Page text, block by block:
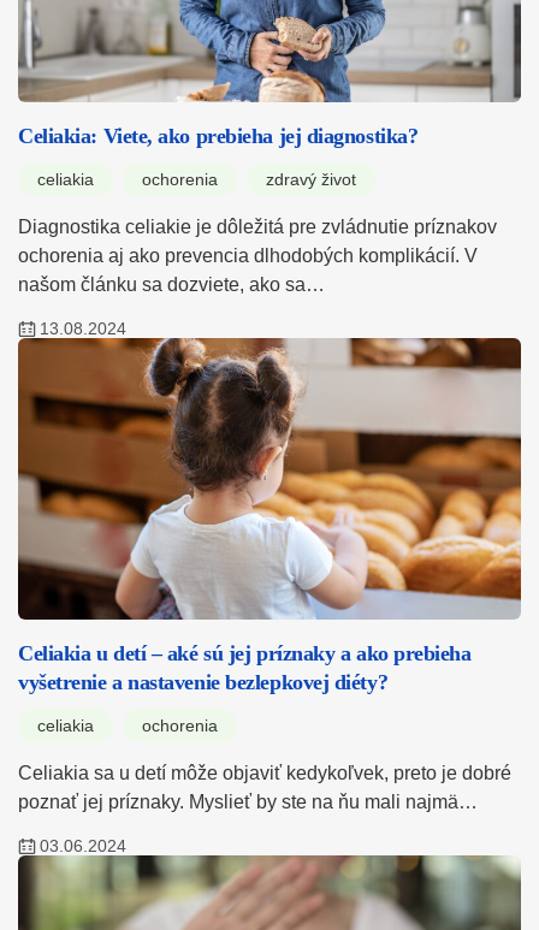
Celiakia: Viete, ako prebieha jej diagnostika?
celiakia ochorenia zdravý život
Diagnostika celiakie je dôležitá pre zvládnutie príznakov
ochorenia aj ako prevencia dlhodobých komplikácií. V
našom článku sa dozviete, ako sa…
13.08.2024
Celiakia u detí – aké sú jej príznaky a ako prebieha
vyšetrenie a nastavenie bezlepkovej diéty?
celiakia ochorenia
Celiakia sa u detí môže objaviť kedykoľvek, preto je dobré
poznať jej príznaky. Myslieť by ste na ňu mali najmä…
03.06.2024